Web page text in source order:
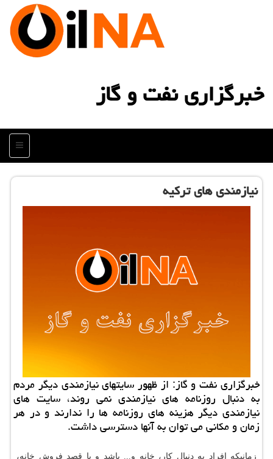
خبرگزاری نفت و گاز
منو
نیازمندی های تركیه
خبرگزاری نفت و گاز: از ظهور سایتهای نیازمندی دیگر مردم
به دنبال روزنامه های نیازمندی نمی روند، سایت های
نیازمندی دیگر هزینه های روزنامه ها را ندارند و در هر
زمان و مكانی می توان به آنها دسترسی داشت.
زمانیکه افراد به دنبال کار، خانه و... باشد و یا قصد فروش خانه،